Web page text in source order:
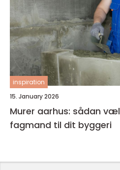
inspiration
15. January 2026
Murer aarhus: sådan
fagmand til dit byggeri